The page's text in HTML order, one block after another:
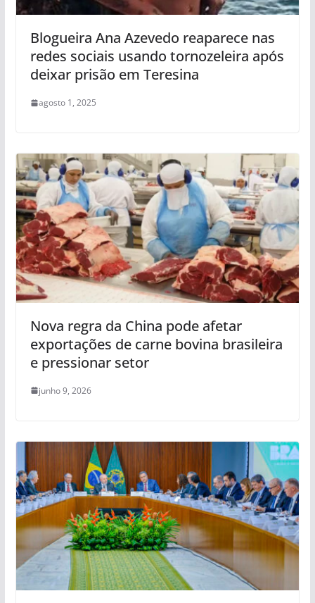
Blogueira Ana Azevedo reaparece nas
redes sociais usando tornozeleira após
deixar prisão em Teresina
agosto 1, 2025
Nova regra da China pode afetar
exportações de carne bovina brasileira
e pressionar setor
junho 9, 2026